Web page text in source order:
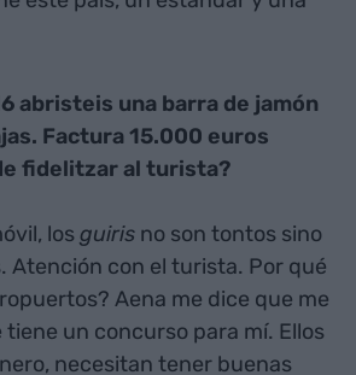
abristeis una barra de jamón
Factura 15.000 euros
fidelitzar al turista?
losguiris no son tontos sino
Atención con el turista. Por qué
Aena me dice que me
un concurso para mí. Ellos
necesitan tener buenas